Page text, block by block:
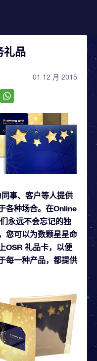
礼品
01 12 月 2015
事、客户等人提供
各种场合。在Online
永远不会忘记的独
您可以为数颗星星命
OSR 礼品卡，以便
每一种产品，都提供